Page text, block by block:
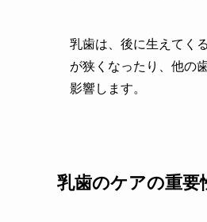
乳歯は、後に生えてく
が狭くなったり、他の
影響します。
乳歯のケアの重要